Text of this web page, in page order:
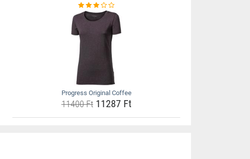
Progress Original Coffee
11400 Ft11287 Ft